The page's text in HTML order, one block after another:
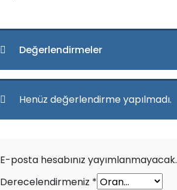
Değerlendirmeler
Henüz değerlendirme yapılmadı.
E-posta hesabınız yayımlanmayacak.
Derecelendirmeniz *